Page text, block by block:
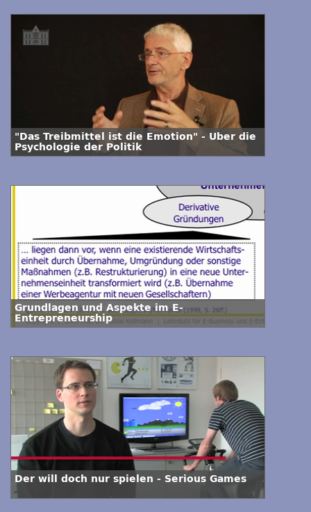
"Das Treibmittel ist die Emotion" - Über die
Psychologie der Politik
Grundlagen und Aspekte im E-
Entrepreneurship
Der will doch nur spielen - Serious Games